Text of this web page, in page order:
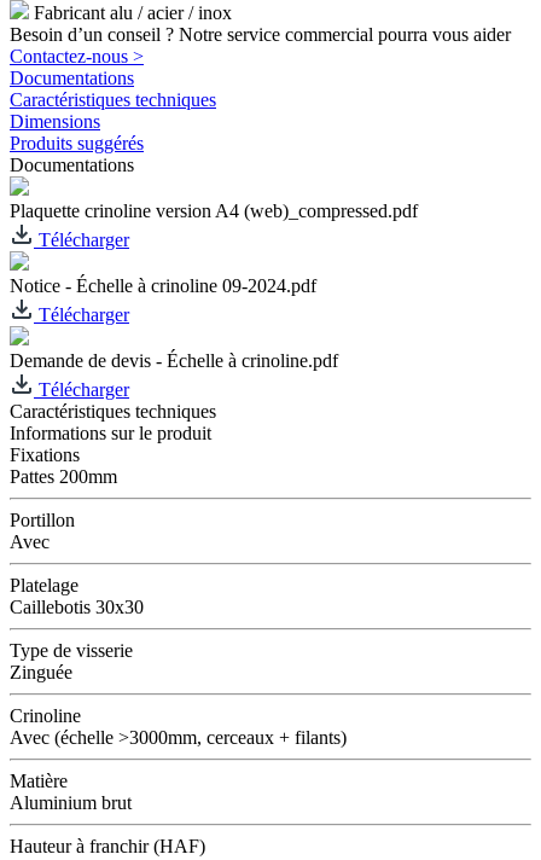
Fabricant alu / acier / inox
Besoin d’un conseil ? Notre service commercial pourra vous aider
Contactez-nous >
Documentations
Caractéristiques techniques
Dimensions
Produits suggérés
Documentations
Plaquette crinoline version A4 (web)_compressed.pdf
Télécharger
Notice - Échelle à crinoline 09-2024.pdf
Télécharger
Demande de devis - Échelle à crinoline.pdf
Télécharger
Caractéristiques techniques
Informations sur le produit
Fixations
Pattes 200mm
Portillon
Avec
Platelage
Caillebotis 30x30
Type de visserie
Zinguée
Crinoline
Avec (échelle >3000mm, cerceaux + filants)
Matière
Aluminium brut
Hauteur à franchir (HAF)